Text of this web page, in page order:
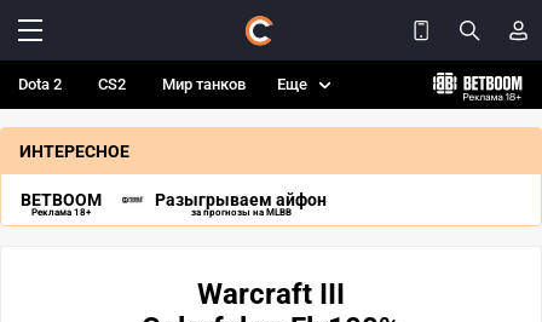
Dota 2 CS2 Мир танков Еще
ИНТЕРЕСНОЕ
BETBOOM
Реклама 18+
Разыгрываем айфон
за прогнозы на MLBB
Warcraft III